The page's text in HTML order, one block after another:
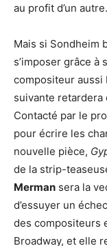
au profit d’un
Mais si Sondheim
s’imposer grâce à
compositeur aussi
suivante
Contacté par le
pour écrire les
nouvelle pièce,
de la strip-
Merman sera la
d’essuyer un
des compositeurs
Broadway, et elle